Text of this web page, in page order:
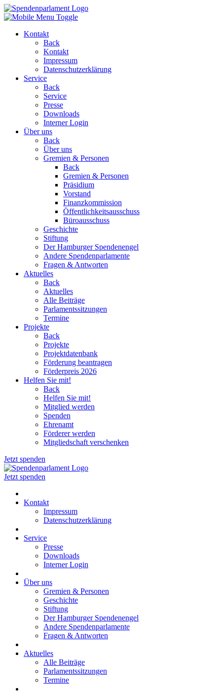
Kontakt
Back
Kontakt
Impressum
Datenschutzerklärung
Service
Back
Service
Presse
Downloads
Interner Login
Über uns
Back
Über uns
Gremien & Personen
Back
Gremien & Personen
Präsidium
Vorstand
Finanzkommission
Öffentlichkeitsausschuss
Büroausschuss
Geschichte
Stiftung
Der Hamburger Spendenengel
Andere Spendenparlamente
Fragen & Antworten
Aktuelles
Back
Aktuelles
Alle Beiträge
Parlamentssitzungen
Termine
Projekte
Back
Projekte
Projektdatenbank
Förderung beantragen
Förderpreis 2026
Helfen Sie mit!
Back
Helfen Sie mit!
Mitglied werden
Spenden
Ehrenamt
Förderer werden
Mitgliedschaft verschenken
Jetzt spenden
Jetzt spenden
Kontakt
Impressum
Datenschutzerklärung
Service
Presse
Downloads
Interner Login
Über uns
Gremien & Personen
Geschichte
Stiftung
Der Hamburger Spendenengel
Andere Spendenparlamente
Fragen & Antworten
Aktuelles
Alle Beiträge
Parlamentssitzungen
Termine